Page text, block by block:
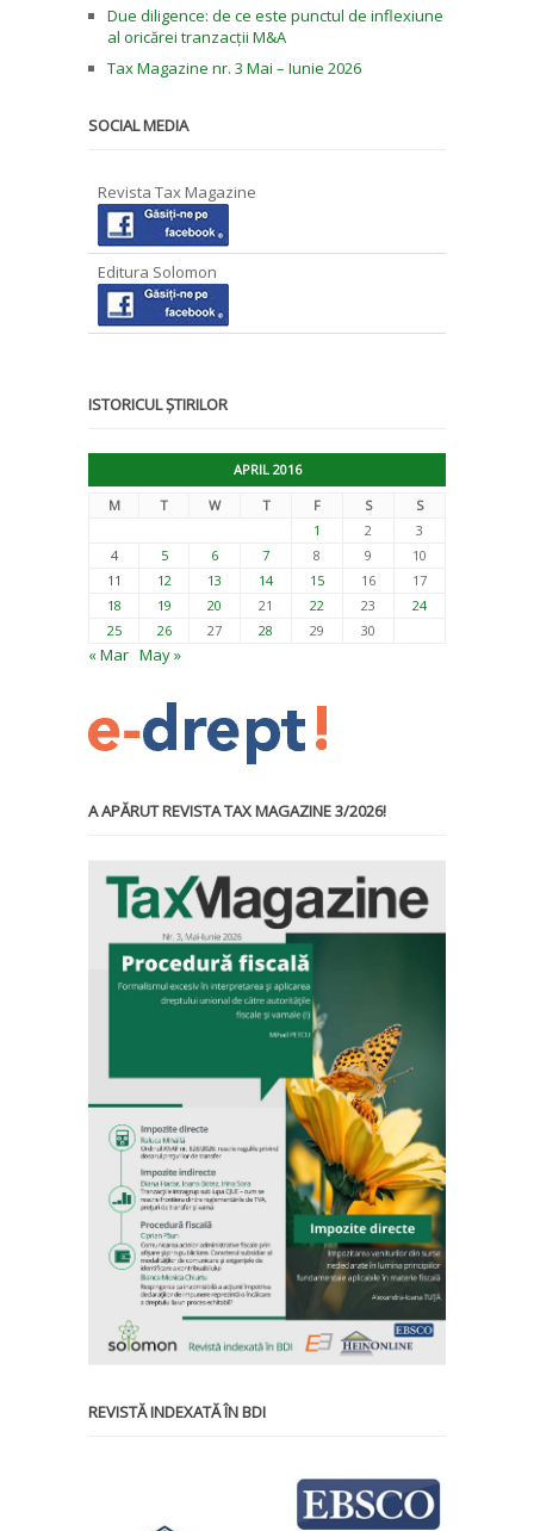
Due diligence: de ce este punctul de inflexiune
al oricărei tranzacții M&A
Tax Magazine nr. 3 Mai – Iunie 2026
SOCIAL MEDIA
Revista Tax Magazine
Editura Solomon
ISTORICUL ȘTIRILOR
APRIL 2016
M
T W T F S
S
1
2
3
4
5 6 7 8 9
10
11
12 13 14 15 16
17
18
19 20 21 22 23
24
25
26 27 28 29 30
« Mar May »
A APĂRUT REVISTA TAX MAGAZINE 3/2026!
REVISTĂ INDEXATĂ ÎN BDI